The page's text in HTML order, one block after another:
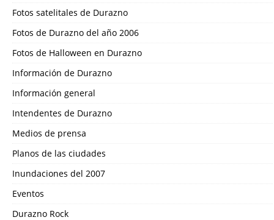
Fotos satelitales de Durazno
Fotos de Durazno del año 2006
Fotos de Halloween en Durazno
Información de Durazno
Información general
Intendentes de Durazno
Medios de prensa
Planos de las ciudades
Inundaciones del 2007
Eventos
Durazno Rock